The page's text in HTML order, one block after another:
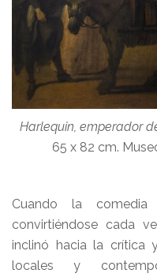
Harlequin, emperador
65 x 82 cm.
Cuando la comedia
convirtiéndose cada
inclinó hacia la crítica
locales y